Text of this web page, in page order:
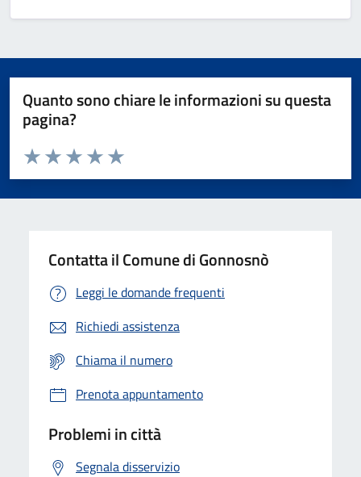
Quanto sono chiare le informazioni su questa
pagina?
Valuta da 1 a 5 stelle la pagina
Valuta 5 stelle su 5
Valuta 4 stelle su 5
Valuta 3 stelle su 5
Valuta 2 stelle su 5
Valuta 1 stelle su 5
Contatta il Comune di Gonnosnò
Leggi le domande frequenti
Richiedi assistenza
Chiama il numero
Prenota appuntamento
Problemi in città
Segnala disservizio